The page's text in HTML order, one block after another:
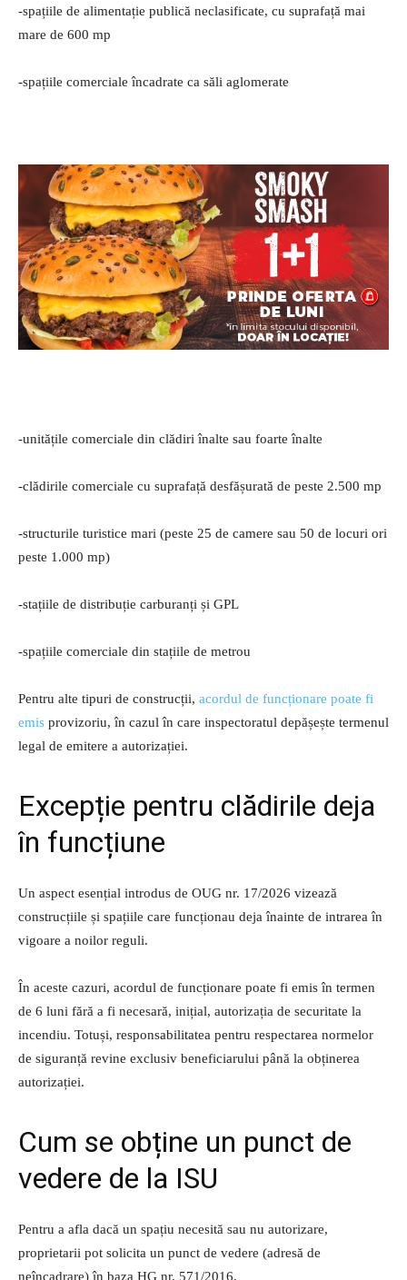
-spațiile de alimentație publică neclasificate, cu suprafață mai
mare de 600 mp
-spațiile comerciale încadrate ca săli aglomerate
-unitățile comerciale din clădiri înalte sau foarte înalte
-clădirile comerciale cu suprafață desfășurată de peste 2.500 mp
-structurile turistice mari (peste 25 de camere sau 50 de locuri ori
peste 1.000 mp)
-stațiile de distribuție carburanți și GPL
-spațiile comerciale din stațiile de metrou
Pentru alte tipuri de construcții, acordul de funcționare poate fi
emis provizoriu, în cazul în care inspectoratul depășește termenul
legal de emitere a autorizației.
Excepție pentru clădirile deja
în funcțiune
Un aspect esențial introdus de OUG nr. 17/2026 vizează
construcțiile și spațiile care funcționau deja înainte de intrarea în
vigoare a noilor reguli.
În aceste cazuri, acordul de funcționare poate fi emis în termen
de 6 luni fără a fi necesară, inițial, autorizația de securitate la
incendiu. Totuși, responsabilitatea pentru respectarea normelor
de siguranță revine exclusiv beneficiarului până la obținerea
autorizației.
Cum se obține un punct de
vedere de la ISU
Pentru a afla dacă un spațiu necesită sau nu autorizare,
proprietarii pot solicita un punct de vedere (adresă de
neîncadrare) în baza HG nr. 571/2016.